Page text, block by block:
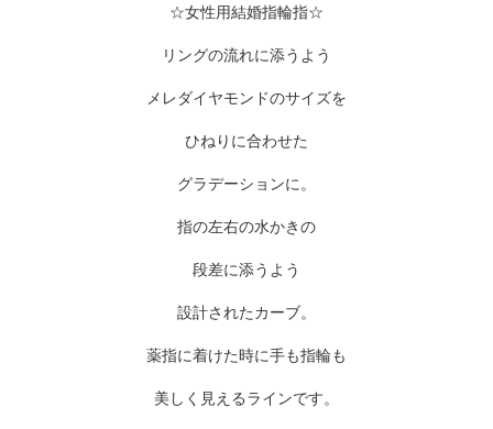
☆女性用結婚指輪指☆
リングの流れに添うよう
メレダイヤモンドのサイズを
ひねりに合わせた
グラデーションに。
指の左右の水かきの
段差に添うよう
設計されたカーブ。
薬指に着けた時に手も指輪も
美しく見えるラインです。